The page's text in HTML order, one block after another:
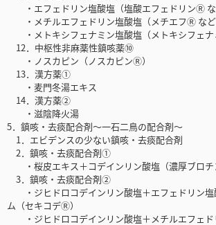
・エフェドリン塩酸塩（塩酸エフェドリンⓇ な
・メチルエフェドリン塩酸塩（メチエフⓇ など
・メトキシフェナミン塩酸塩（メトキシフェナ
12．中枢性非麻薬性鎮咳薬⑩
・ノスカピン（ノスカピンⓇ）
13．漢方薬①
・麦門冬湯エキス
14．漢方薬②
・滋陰降火湯
5．鎮咳・去痰配合剤〜一石二鳥の配合剤〜
1．エビデンスの少ない鎮咳・去痰配合剤
2．鎮咳・去痰配合剤①
・桜皮エキス＋コデインリン酸塩（濃厚ブロチ
3．鎮咳・去痰配合剤②
・ジヒドロコデインリン酸塩＋エフェドリン塩
ム（セキコデⓇ）
・ジヒドロコデインリン酸塩＋メチルエフェド